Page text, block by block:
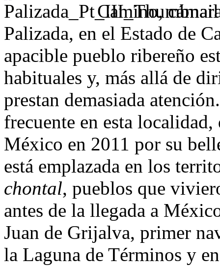
Camino,
Palizada, en el Estado de
apacible pueblo ribereño
habituales y, más allá de
prestan demasiada
frecuente en esta
México en 2011 por su
está emplazada en los
chontal, pueblos que
antes de la llegada a
Juan de Grijalva, primer
la Laguna de Términos y